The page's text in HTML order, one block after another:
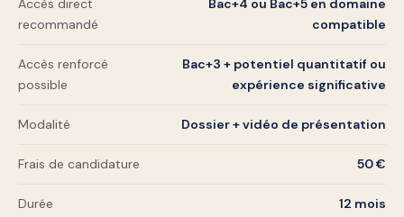
Accès direct
recommandé
Bac+4 ou Bac+5 en domaine
compatible
Accès renforcé
possible
Bac+3 + potentiel quantitatif ou
expérience significative
Modalité Dossier + vidéo de présentation
Frais de candidature 50 €
Durée 12 mois